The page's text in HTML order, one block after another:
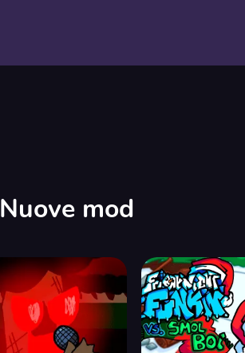
Nuove mod